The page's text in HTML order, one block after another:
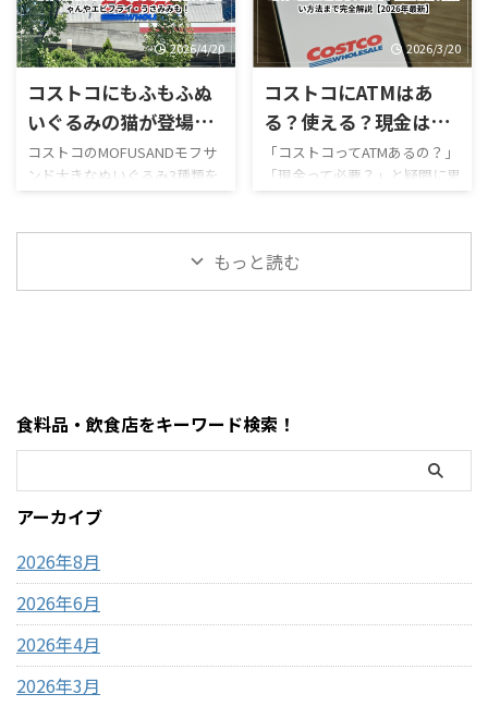
を再開しており、午前9時～午
後8時で営業し ...
しています。2026年8月3日に
らSNSでも話題になっていま
す。 今回は実際に食べた感想
をもとに、 値段 カロリー予想
味の特徴 ミックスとの違い 口
コミ評判 おすすめ度 まで徹底
ている方はぜひ参考にしてく
ださい。 写真付きのレビュー
ださい。
https://hubmedia.co.jp/costc
況について詳しくはこちら GW
ゴールデンウィーク期間中の
お買い得コストコ割引セール
商品一覧はこちら GWゴールデ
ンウィーク期間中のコストコ
がゴールデンウィークにコス
トコを訪れるのは毎年の楽し
営業時間変更や混雑状況には
いつも気を遣います。特に
2026/4/20
コストコにもふもふぬ
いぐるみの猫が登場！
サメにゃんやエビフラ
イ・うさみみも！
コストコのMOFUSANDモフサ
ンド大きなぬいぐるみ3種類を
徹底解説｜値段・種類・口コ
コのMOFUSANDモフサンド大
きなぬいぐるみ3種類を徹底解
大きなぬいぐるみ。この記事
では、コストコで販売されて
種類、価格、魅力、どんな人
におすすめなのかを、表やリ
く整理しました。購入前 ...
2026/3/20
コストコにATMはあ
る？使える？現金は必
要？支払い方法まで完
全解説【2026年最新】
「コストコってATMあるの？」
「現金って必要？」と疑問に思
ったことはありませんか？ 結
舗で、ATMの設置状況や使い方
も一般のスーパーとは少し違
結論・コストコ店舗内にATMが
ある場合もあるが「必ずある
わけではない」・基本はキャ
ッシュレス（クレジットカー
もっと読む
食料品・飲食店をキーワード検索！
アーカイブ
2026年8月
2026年6月
2026年4月
2026年3月